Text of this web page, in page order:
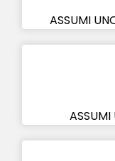
ASSUMI
ASSUMI